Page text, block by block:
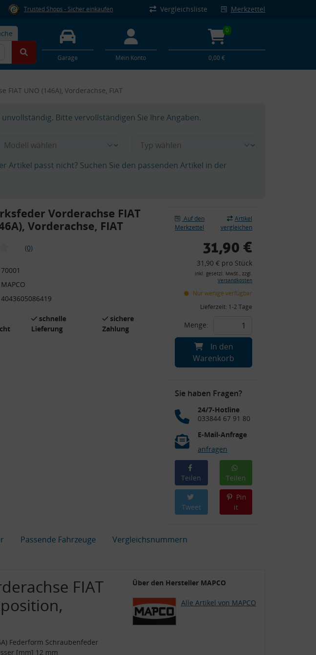
Trusted Shops - Sicher einkaufen Vergleichsliste Merkzettel
Garage Mein Konto
0
0,00 €
FIAT UNO (146A), Vorderachse, FIAT
Bitte vervollständigen Sie Ihre Angaben.
Artikel passt nicht? Suchen Sie den passenden Artikel in der
Vorderachse FIAT
Vorderachse, FIAT
(0)
70001
MAPCO
4043605086419
schnelle
Lieferung
sichere
Zahlung
Auf den
Merkzettel
Artikel
vergleichen
31,90 €
31,90 € pro Stück
inkl. gesetzl. MwSt., zzgl.
Versandkosten
Nur wenige verfügbar
Lieferzeit: 1-2 Tage
Menge:
In den
Warenkorb
Sie haben Fragen?
24/7-Hotline
033844 67 91 80
E-Mail-Anfrage
anfragen
Teilen Teilen
Tweet
Pin
it
Passende Fahrzeuge
Vergleichsnummern
FIAT
Federform Schraubenfeder
[mm] 12 mm
Über den Hersteller MAPCO
Alle Artikel von MAPCO